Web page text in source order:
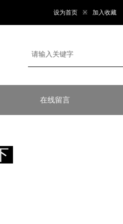
设为首页 ※ 加入收藏
在线留言